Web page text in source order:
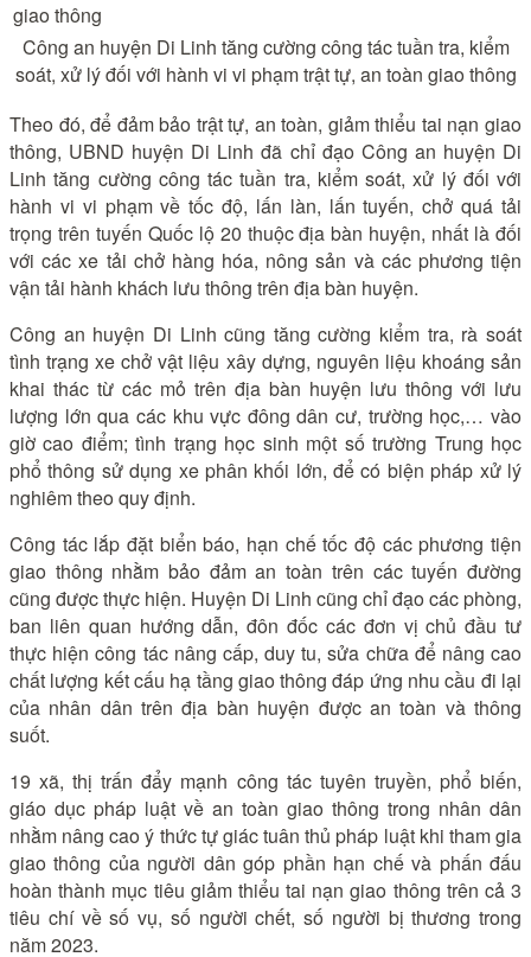
Công an huyện Di Linh tăng cường công tác tuần tra, kiểm
soát, xử lý đối với hành vi vi phạm trật tự, an toàn giao thông
Theo đó, để đảm bảo trật tự, an toàn, giảm thiểu tai nạn giao
thông, UBND huyện Di Linh đã chỉ đạo Công an huyện Di
Linh tăng cường công tác tuần tra, kiểm soát, xử lý đối với
hành vi vi phạm về tốc độ, lấn làn, lấn tuyến, chở quá tải
trọng trên tuyến Quốc lộ 20 thuộc địa bàn huyện, nhất là đối
với các xe tải chở hàng hóa, nông sản và các phương tiện
vận tải hành khách lưu thông trên địa bàn huyện.
Công an huyện Di Linh cũng tăng cường kiểm tra, rà soát
tình trạng xe chở vật liệu xây dựng, nguyên liệu khoáng sản
khai thác từ các mỏ trên địa bàn huyện lưu thông với lưu
lượng lớn qua các khu vực đông dân cư, trường học,… vào
giờ cao điểm; tình trạng học sinh một số trường Trung học
phổ thông sử dụng xe phân khối lớn, để có biện pháp xử lý
nghiêm theo quy định.
Công tác lắp đặt biển báo, hạn chế tốc độ các phương tiện
giao thông nhằm bảo đảm an toàn trên các tuyến đường
cũng được thực hiện. Huyện Di Linh cũng chỉ đạo các phòng,
ban liên quan hướng dẫn, đôn đốc các đơn vị chủ đầu tư
thực hiện công tác nâng cấp, duy tu, sửa chữa để nâng cao
chất lượng kết cấu hạ tầng giao thông đáp ứng nhu cầu đi lại
của nhân dân trên địa bàn huyện được an toàn và thông
suốt.
19 xã, thị trấn đẩy mạnh công tác tuyên truyền, phổ biến,
giáo dục pháp luật về an toàn giao thông trong nhân dân
nhằm nâng cao ý thức tự giác tuân thủ pháp luật khi tham gia
giao thông của người dân góp phần hạn chế và phấn đấu
hoàn thành mục tiêu giảm thiểu tai nạn giao thông trên cả 3
tiêu chí về số vụ, số người chết, số người bị thương trong
năm 2023.